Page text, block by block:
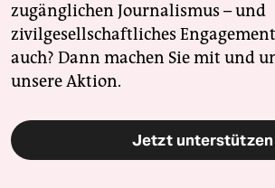
zugänglichen Journalismus – und
zivilgesellschaftliches
auch? Dann machen Sie mit und
unsere Aktion.
Jetzt unterstützen